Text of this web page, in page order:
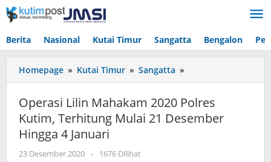
Lewati
ke
Berita Nasional Kutai Timur Sangatta Bengalon
Homepage » Kutai Timur » Sangatta »
Lilin
2020
Polres
Operasi Lilin Mahakam 2020 Polres
Kutim, Terhitung Mulai 21 Desember
Hingga 4 Januari
23 Desember 2020 oleh
-
1676 Dilihat